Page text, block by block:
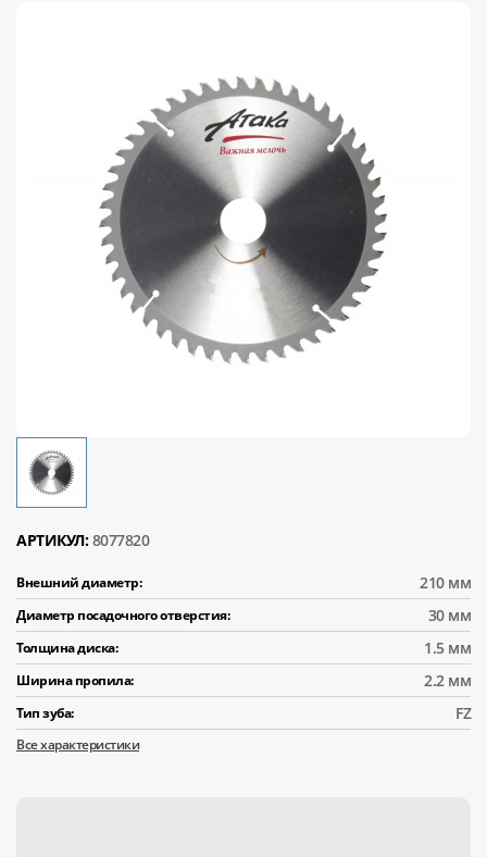
АРТИКУЛ: 8077820
Внешний диаметр: 210 мм
Диаметр посадочного отверстия: 30 мм
Толщина диска: 1.5 мм
Ширина пропила: 2.2 мм
Тип зуба: FZ
Все характеристики